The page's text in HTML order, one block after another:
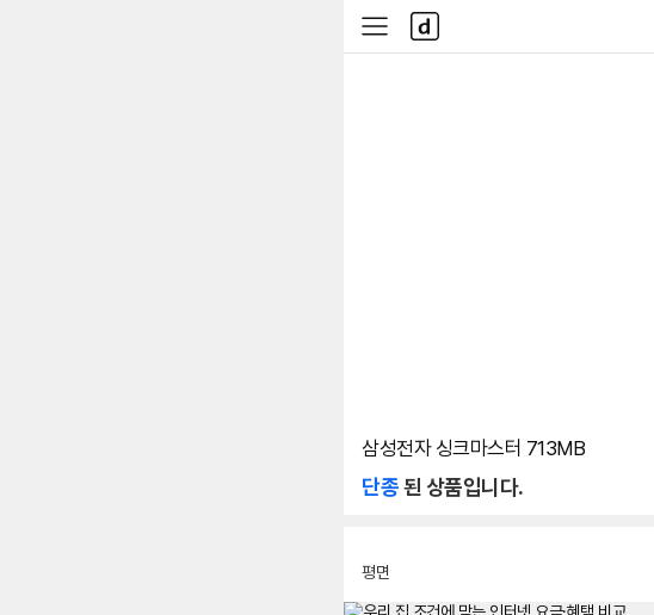
사
이
다
나
와
삼성전자 싱크마스터 713MB
단종된 상품입니다.
평면